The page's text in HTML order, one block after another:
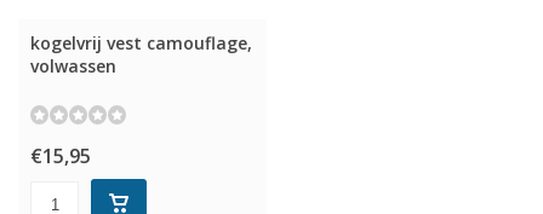
kogelvrij vest camouflage,
volwassen
€15,95